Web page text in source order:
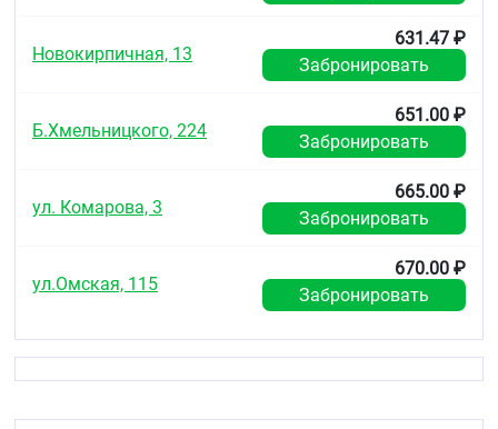
Новокирпичная, 13
631.47 ₽
Забронировать
Б.Хмельницкого, 224
651.00 ₽
Забронировать
ул. Комарова, 3
665.00 ₽
Забронировать
ул.Омская, 115
670.00 ₽
Забронировать